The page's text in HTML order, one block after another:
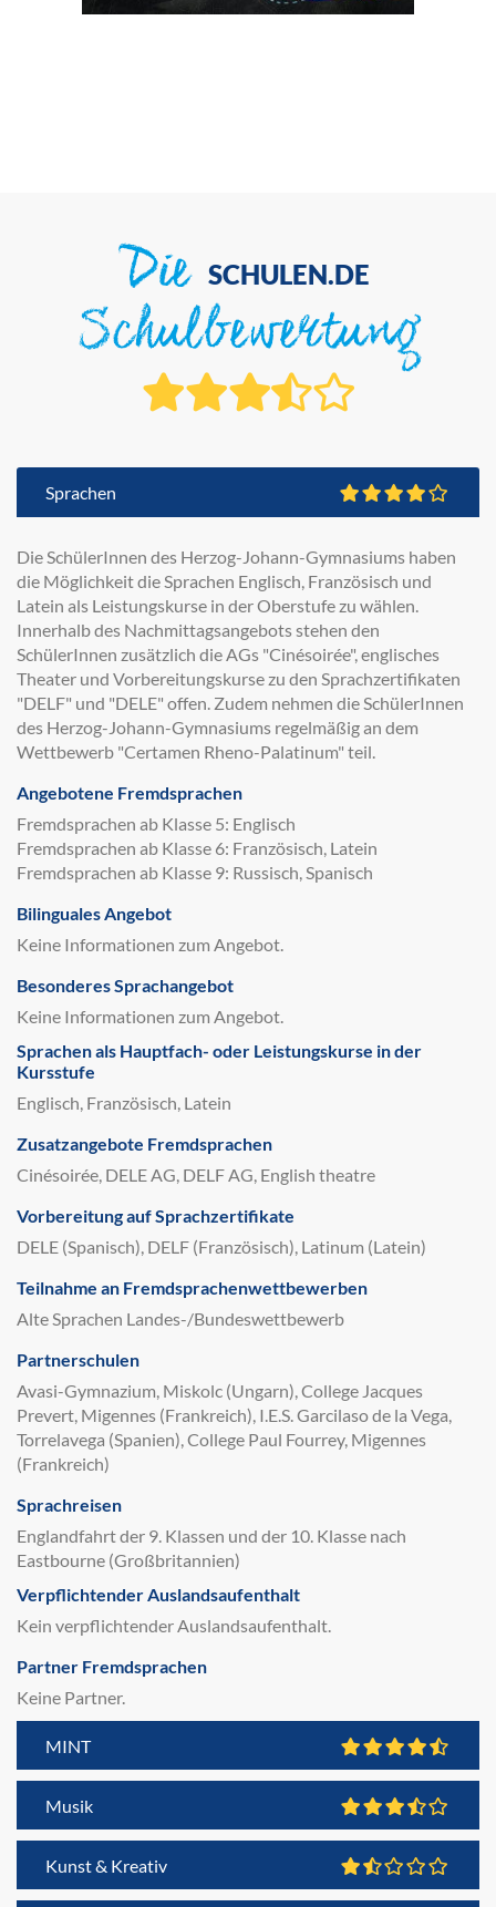
Die SCHULEN.DE
Schulbewertung
Sprachen
Die SchülerInnen des Herzog-Johann-Gymnasiums haben
die Möglichkeit die Sprachen Englisch, Französisch und
Latein als Leistungskurse in der Oberstufe zu wählen.
Innerhalb des Nachmittagsangebots stehen den
SchülerInnen zusätzlich die AGs "Cinésoirée", englisches
Theater und Vorbereitungskurse zu den Sprachzertifikaten
"DELF" und "DELE" offen. Zudem nehmen die SchülerInnen
des Herzog-Johann-Gymnasiums regelmäßig an dem
Wettbewerb "Certamen Rheno-Palatinum" teil.
Angebotene Fremdsprachen
Fremdsprachen ab Klasse 5: Englisch
Fremdsprachen ab Klasse 6: Französisch, Latein
Fremdsprachen ab Klasse 9: Russisch, Spanisch
Bilinguales Angebot
Keine Informationen zum Angebot.
Besonderes Sprachangebot
Keine Informationen zum Angebot.
Sprachen als Hauptfach- oder Leistungskurse in der
Kursstufe
Englisch, Französisch, Latein
Zusatzangebote Fremdsprachen
Cinésoirée, DELE AG, DELF AG, English theatre
Vorbereitung auf Sprachzertifikate
DELE (Spanisch), DELF (Französisch), Latinum (Latein)
Teilnahme an Fremdsprachenwettbewerben
Alte Sprachen Landes-/Bundeswettbewerb
Partnerschulen
Avasi-Gymnazium, Miskolc (Ungarn), College Jacques
Prevert, Migennes (Frankreich), I.E.S. Garcilaso de la Vega,
Torrelavega (Spanien), College Paul Fourrey, Migennes
(Frankreich)
Sprachreisen
Englandfahrt der 9. Klassen und der 10. Klasse nach
Eastbourne (Großbritannien)
Verpflichtender Auslandsaufenthalt
Kein verpflichtender Auslandsaufenthalt.
Partner Fremdsprachen
Keine Partner.
MINT
Musik
Kunst & Kreativ